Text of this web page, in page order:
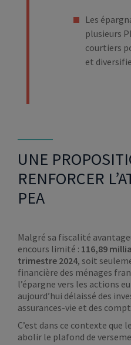
Les
plusieurs
courtiers
et
UNE
RENFORCER
PEA
Malgré sa fiscalité
encours limité : 116,89
trimestre 2024, soit
financière des ménages
l’épargne vers les actions
aujourd’hui délaissé des
assurances-vie et des
C’est dans ce contexte
abolir le plafond de